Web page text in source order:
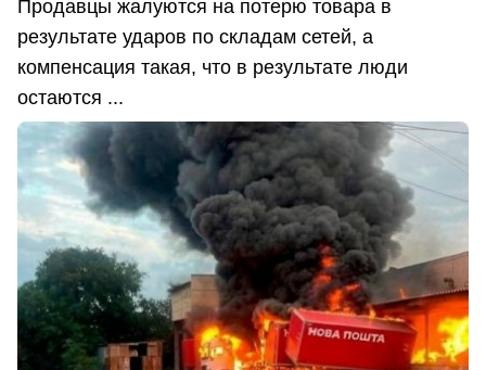
Продавцы жалуются на потерю товара в
результате ударов по складам сетей, а
компенсация такая, что в результате люди
остаются ...